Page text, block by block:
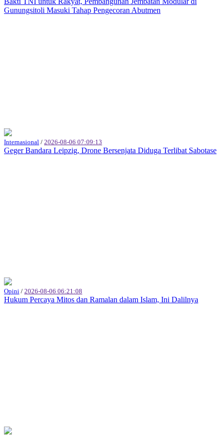
Gunungsitoli Masuki Tahap Pengecoran Abutmen
Internasional / 2026-08-06 07:09:13
Geger Bandara Leipzig, Drone Bersenjata Diduga Terlibat Sabotase
Opini / 2026-08-06 06:21:08
Hukum Percaya Mitos dan Ramalan dalam Islam, Ini Dalilnya